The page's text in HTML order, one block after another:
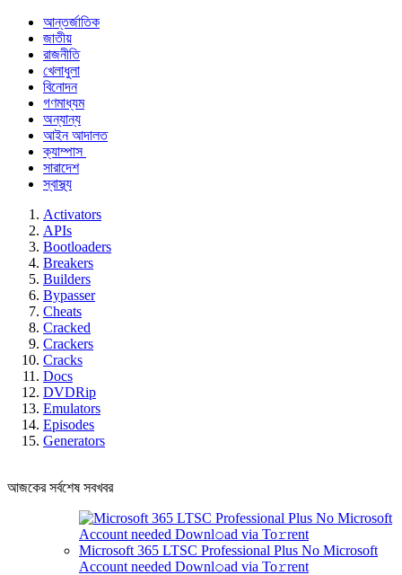
আন্তর্জাতিক
জাতীয়
রাজনীতি
খেলাধুলা
বিনোদন
গণমাধ্যম
অন্যান্য
আইন আদালত
ক্যাম্পাস
সারাদেশ
স্বাস্থ্য
Activators
APIs
Bootloaders
Breakers
Builders
Bypasser
Cheats
Cracked
Crackers
Cracks
Docs
DVDRip
Emulators
Episodes
Generators
আজকের সর্বশেষ সবখবর
Microsoft 365 LTSC Professional Plus No Microsoft
Account needed Downl𝚘ad via To𝚛rent